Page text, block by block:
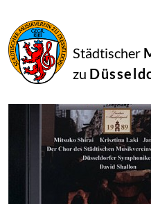
Städtischer
zu
September
2014
Manfred Hill
6468